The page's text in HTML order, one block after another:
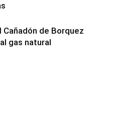
Cañadón de Borquez
gas natural